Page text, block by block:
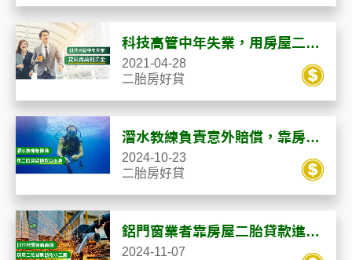
科技高管中年失業，用房屋二胎
貸款籌足百萬創業金
2021-04-28
二胎房好貸
潛水教練負責意外賠償，靠房屋
二胎貸款化解危機！
2024-10-23
二胎房好貸
鋁門窗業者靠房屋二胎貸款進攻
市場，把握震後新商機！
2024-11-07